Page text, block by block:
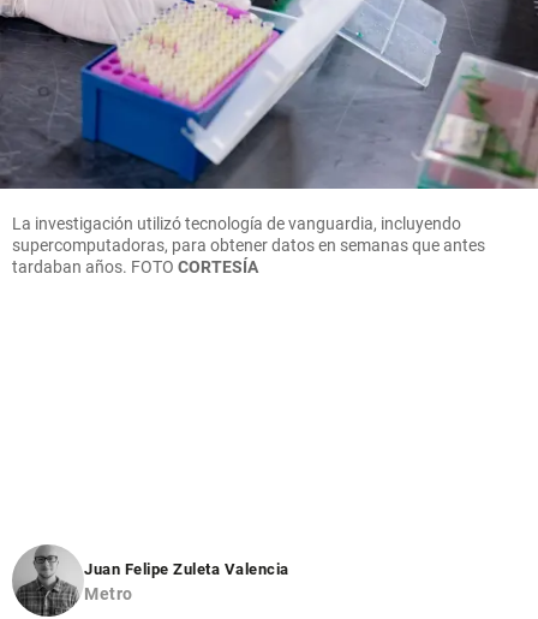
La investigación utilizó tecnología de vanguardia, incluyendo
supercomputadoras, para obtener datos en semanas que antes
tardaban años. FOTO CORTESÍA
Juan Felipe Zuleta Valencia
Metro